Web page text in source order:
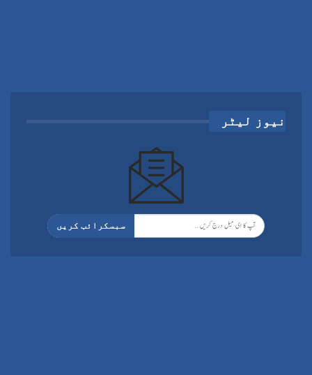
نیوز لیٹر
سبسکرائب کریں